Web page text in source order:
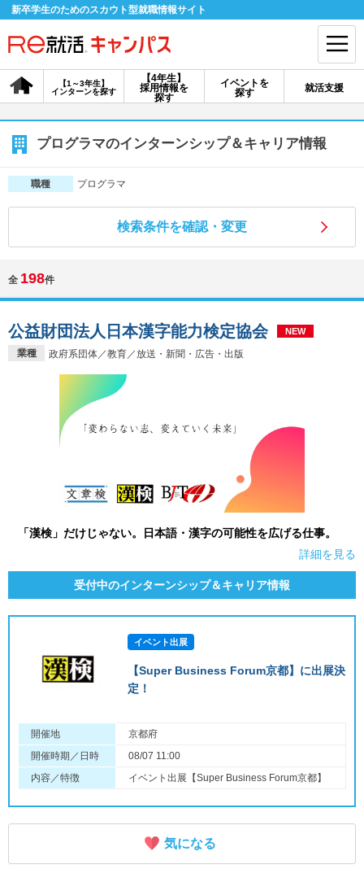
新卒学生のためのスカウト型就職情報サイト
【4年生】
採用情報を
探す
【1～3年生】
インターンを探す
イベントを
探す
就活支援
会員登録 ログイン
会員ID・パスワードを忘れた方はこちら
探す
【4年生】
【1～3年生】
イベントを探す スカウト お知らせ
就活ノウハウ・サポート
就活支援
就活ノウハウが満載！
就活チャンネル
動画で対策講座をチェック
就活時事ニュースを更新
よくある質問
不明点があればこちら
プログラマのインターンシップ＆キャリア情報
職種 プログラマ
検索条件を確認・変更
全 198件
業種 政府系団体／教育／放送・新聞・広告・出版
公益財団法人日本漢字能力検定協会 NEW
「漢検」だけじゃない。日本語・漢字の可能性を広げる仕事。
詳細を見る
受付中のインターンシップ＆キャリア情報
イベント出展
【Super Business Forum京都】に出展決
定！
開催地
京都府
開催時期／日時
08/07 11:00
内容／特徴
イベント出展【Super Business Forum京都】
気になる